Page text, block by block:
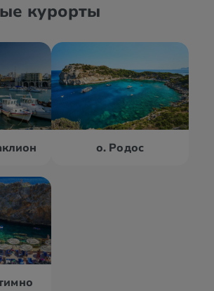
курорты
о. Родос